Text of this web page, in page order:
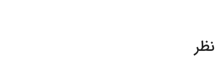
نظر